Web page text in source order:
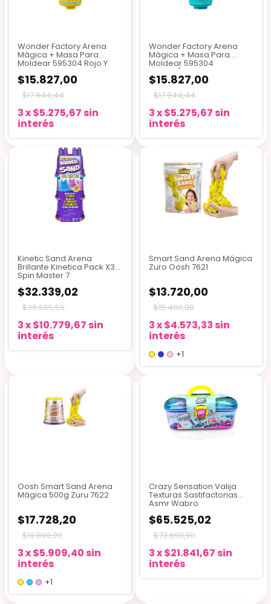
Wonder Factory Arena
Mágica + Masa Para
Moldear 595304 Rojo Y
$15.827,00
$17.944,44
3x$5.275,67 sin
interés
Wonder Factory Arena
Mágica + Masa Para
Moldear 595304
Violeta/turquesa
$15.827,00
$17.944,44
3x$5.275,67 sin
interés
Kinetic Sand Arena
Brillante Kinetica Pack X3
Spin Master 7
$32.339,02
$36.665,56
3x$10.779,67 sin
interés
Smart Sand Arena Mágica
Zuro Oosh 7621
$13.720,00
$15.400,00
3x$4.573,33 sin
interés
+1
Oosh Smart Sand Arena
Mágica 500g Zuru 7622
$17.728,20
$19.899,00
3x$5.909,40 sin
interés
+1
Crazy Sensation Valija
Texturas Sastifactorias
Asmr Wabro
$65.525,02
$73.698,90
3x$21.841,67 sin
interés